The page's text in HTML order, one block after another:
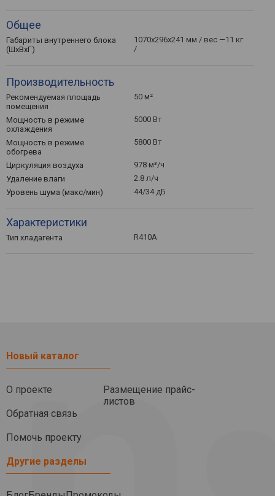
Общее
Габариты внутреннего блока
(ШхВхГ)
1070x296x241 мм / вес —11 кг
/
Производительность
Рекомендуемая площадь
помещения
50 м²
Мощность в режиме
охлаждения
5000 Вт
Мощность в режиме
обогрева
5800 Вт
Циркуляция воздуха
978 м³/ч
Удаление влаги
2.8 л/ч
Уровень шума (макс/мин)
44/34 дБ
Характеристики
Тип хладагента R410А
Новый каталог
О проекте
Обратная связь
Помочь проекту
Размещение прайс-
листов
Другие разделы